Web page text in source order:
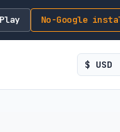
No-Google